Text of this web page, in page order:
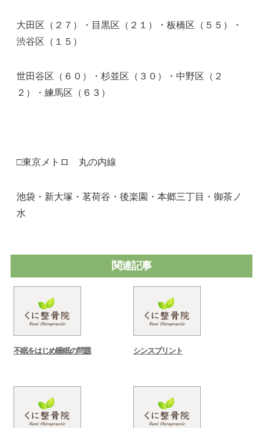
大田区（２７）・目黒区（２１）・板橋区（５５）・
渋谷区（１５）
世田谷区（６０）・杉並区（３０）・中野区（２
２）・練馬区（６３）
□東京メトロ 丸の内線
池袋・新大塚・茗荷谷・後楽園・本郷三丁目・御茶ノ
水
関連記事
不眠をはじめ睡眠の問題 シンスプリント